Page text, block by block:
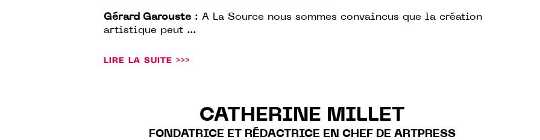
Gérard Garouste : A La Source nous sommes convaincus que la création
artistique peut ...
LIRE LA SUITE >>>
CATHERINE MILLET
FONDATRICE ET RÉDACTRICE EN CHEF DE ARTPRESS